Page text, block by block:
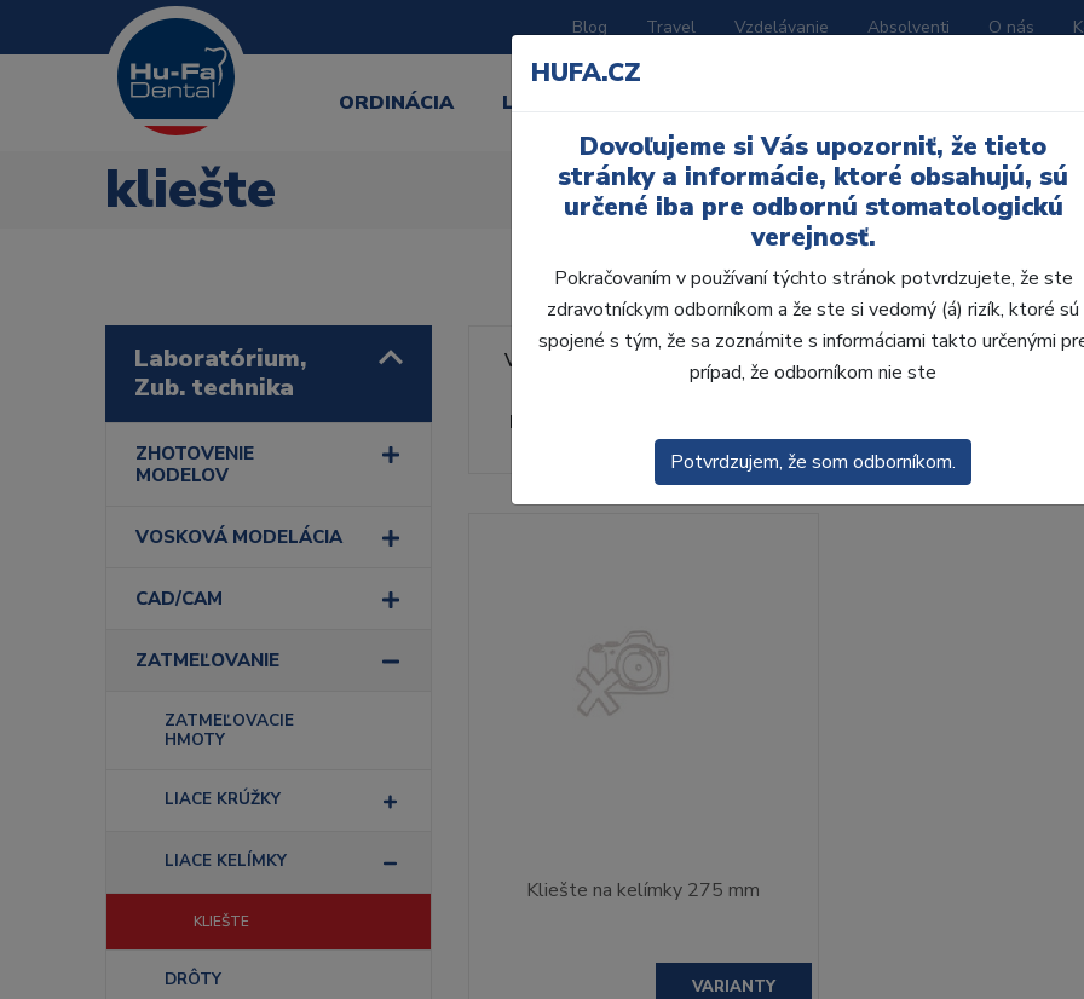
Blog Travel Vzdelávanie Absolventi O nás
ORDINÁCIA LABORATÓRIUM
kliešte
Laboratórium,
Zub. technika
ZHOTOVENIE
MODELOV
VOSKOVÁ MODELÁCIA
CAD/CAM
ZATMEĽOVANIE
ZATMEĽOVACIE
HMOTY
LIACE KRÚŽKY
LIACE KELÍMKY
KLIEŠTE
DRÔTY
Výrobca:
Radenie
Kliešte na kelímky 275 mm
VARIANTY
HUFA.CZ
Dovoľujeme si Vás upozorniť, že tieto
stránky a informácie, ktoré obsahujú, sú
určené iba pre odbornú stomatologickú
verejnosť.
Pokračovaním v používaní týchto stránok potvrdzujete, že ste
zdravotníckym odborníkom a že ste si vedomý (á) rizík, ktoré sú
spojené s tým, že sa zoznámite s informáciami takto určenými
prípad, že odborníkom nie ste
Potvrdzujem, že som odborníkom.